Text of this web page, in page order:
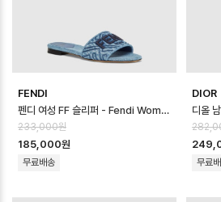
FENDI
펜디 여성 FF 슬리퍼 - Fendi Womens FF Slipper - fes14568x
233,000원
185,000원
무료배송
DIOR
무료